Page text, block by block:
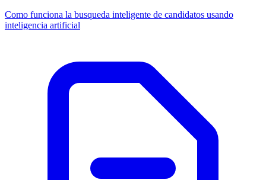
Como funciona la busqueda inteligente de candidatos usando
inteligencia artificial